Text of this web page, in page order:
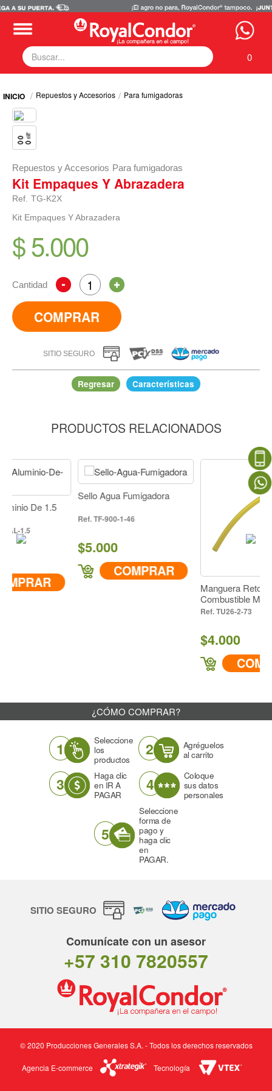
0
Fumigadoras
Equipos Motorizados
Respuestos y Accesorios
Tecnología de Aplicación
Zona Pecuaria
Zona Veterianaria
Repuestos y Accesorios Para fumigadoras
Repuestos y Accesorios Para fumigadoras
Kit Empaques Y Abrazadera
Ref. TG-K2X
Kit Empaques Y Abrazadera
$ 5.000
Cantidad
COMPRAR
SITIO SEGURO
Regresar Características
IR A COMPRAR
PRODUCTOS RELACIONADOS
1.5
Sello Agua Fumigadora
TF-900-1-46
$5.000
COMPRAR
Manguera Retorno
Combustible Motor TU26
TU26-2-73
$4.000
COMPRAR
¿CÓMO COMPRAR?
1
Seleccione
los
productos
2
Agréguelos
al carrito
3
Haga clic
en IR A
PAGAR
4
Coloque
sus datos
personales
5
Seleccione
forma de
pago y
haga clic
en
PAGAR.
SITIO SEGURO
Comunícate con un asesor
+57 310 7820557
© 2020 Producciones Generales S.A. - Todos los derechos reservados
Agencia E-commerce Tecnología